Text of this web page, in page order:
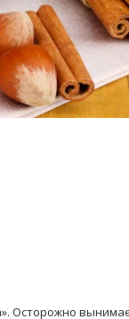
Осторожно
Моро,
08/